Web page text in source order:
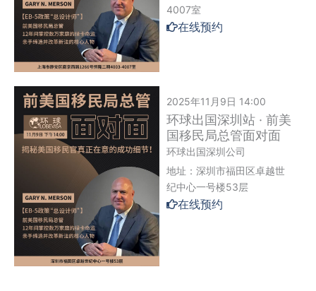
4007室
在线预约
2025年11月9日 14:00
环球出国深圳站 · 前美
国移民局总管面对面
环球出国深圳公司
地址：深圳市福田区卓越世
纪中心一号楼53层
在线预约